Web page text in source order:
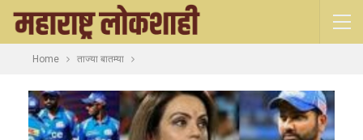
Home ताज्या बातम्या